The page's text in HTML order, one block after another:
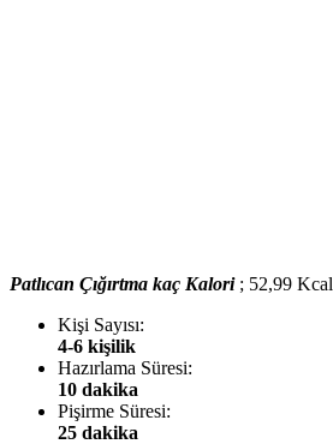
Patlıcan Çığırtma kaç Kalori ; 52,99 Kcal
Kişi Sayısı:
4-6 kişilik
Hazırlama Süresi:
10 dakika
Pişirme Süresi:
25 dakika